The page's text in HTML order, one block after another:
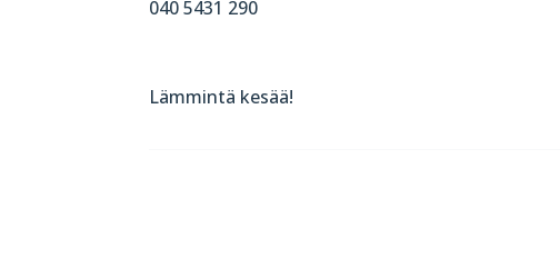
040 5431 290
Lämmintä kesää!